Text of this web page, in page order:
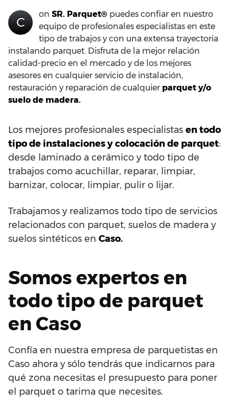
C
on SR. Parquet® puedes confiar en nuestro
equipo de profesionales especialistas en este
tipo de trabajos y con una extensa trayectoria
instalando parquet. Disfruta de la mejor relación
calidad-precio en el mercado y de los mejores
asesores en cualquier servicio de instalación,
restauración y reparación de cualquier parquet y/o
suelo de madera.
Los mejores profesionales especialistas en todo
tipo de instalaciones y colocación de parquet:
desde laminado a cerámico y todo tipo de
trabajos como acuchillar, reparar, limpiar,
barnizar, colocar, limpiar, pulir o lijar.
Trabajamos y realizamos todo tipo de servicios
relacionados con parquet, suelos de madera y
suelos sintéticos en Caso.
Somos expertos en
todo tipo de parquet
en Caso
Confía en nuestra empresa de parquetistas en
Caso ahora y sólo tendrás que indicarnos para
qué zona necesitas el presupuesto para poner
el parquet o tarima que necesites.